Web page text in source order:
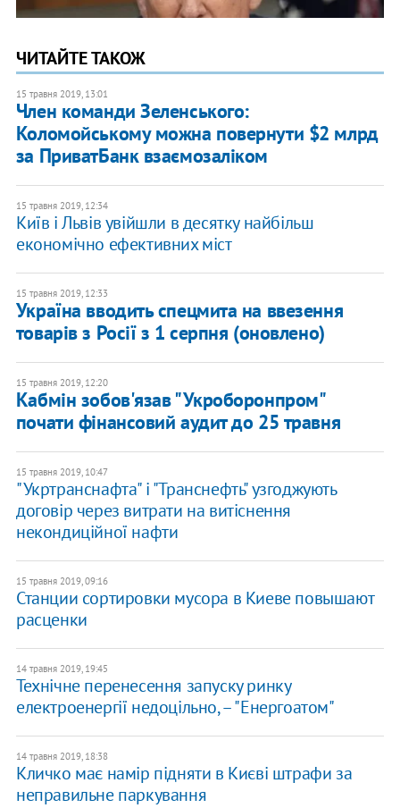
ЧИТАЙТЕ ТАКОЖ
15 травня 2019, 13:01
Член команди Зеленського:
Коломойському можна повернути $2 млрд
за ПриватБанк взаємозаліком
15 травня 2019, 12:34
Київ і Львів увійшли в десятку найбільш
економічно ефективних міст
15 травня 2019, 12:33
Україна вводить спецмита на ввезення
товарів з Росії з 1 серпня (оновлено)
15 травня 2019, 12:20
Кабмін зобов'язав "Укроборонпром"
почати фінансовий аудит до 25 травня
15 травня 2019, 10:47
"Укртранснафта" і "Транснефть" узгоджують
договір через витрати на витіснення
некондиційної нафти
15 травня 2019, 09:16
Станции сортировки мусора в Киеве повышают
расценки
14 травня 2019, 19:45
Технічне перенесення запуску ринку
електроенергії недоцільно, – "Енергоатом"
14 травня 2019, 18:38
Кличко має намір підняти в Києві штрафи за
неправильне паркування